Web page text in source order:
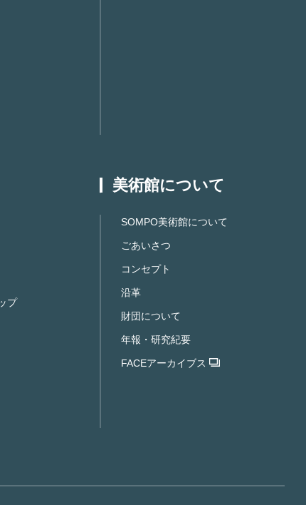
プ
美術館について
SOMPO美術館について
ごあいさつ
コンセプト
沿革
財団について
年報・研究紀要
FACEアーカイブス